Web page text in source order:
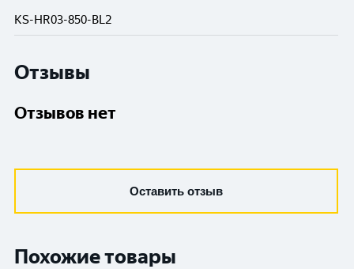
KS-HR03-850-BL2
Отзывы
Отзывов нет
Оставить отзыв
Похожие товары